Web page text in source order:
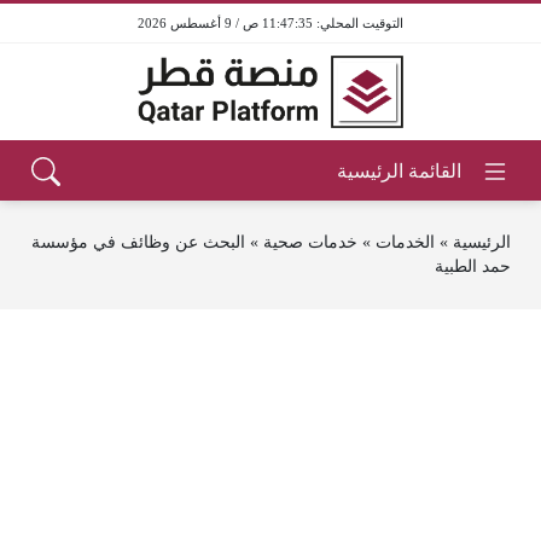
11:47:35 ص / 9 أغسطس 2026
الرئيسية » الخدمات » خدمات صحية » البحث عن وظائف في مؤسسة
حمد الطبية